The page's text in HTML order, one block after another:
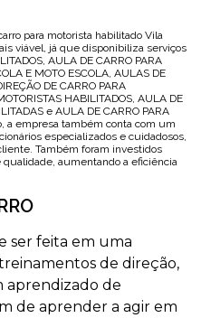
para motorista habilitado Vila
viável, já que disponibiliza serviços
AULA DE CARRO PARA
E MOTO ESCOLA, AULAS DE
DE CARRO PARA
HABILITADOS, AULA DE
e AULA DE CARRO PARA
a empresa também conta com um
especializados e cuidadosos,
Também foram investidos
aumentando a eficiência
ser feita em uma
de direção,
aprendizado de
de aprender a agir em